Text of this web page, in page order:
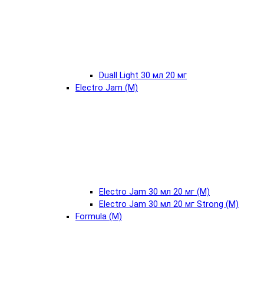
Duall Light 30 мл 20 мг
Electro Jam (М)
Electro Jam 30 мл 20 мг (М)
Electro Jam 30 мл 20 мг Strong (М)
Formula (М)